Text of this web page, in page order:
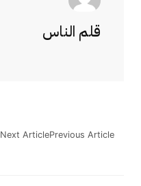
قلم الناس
Previous Article
Next Article